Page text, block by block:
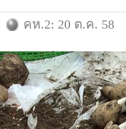
คห.2: 20 ต.ค. 58